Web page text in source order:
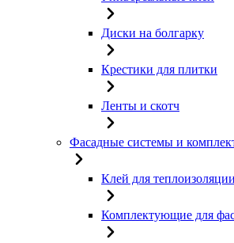
Диски на болгарку
Крестики для плитки
Ленты и скотч
Фасадные системы и
Клей для теплоизоляции
Комплектующие для